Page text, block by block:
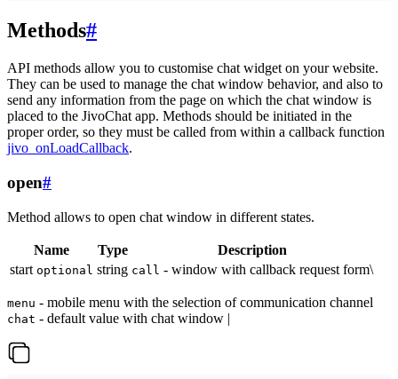
Methods#
API methods allow you to customise chat widget on your website.
They can be used to manage the chat window behavior, and also to
send any information from the page on which the chat window is
placed to the JivoChat app. Methods should be initiated in the
proper order, so they must be called from within a callback function
jivo_onLoadCallback.
open#
Method allows to open chat window in different states.
Name Type
Description
start optional string call - window with callback request form\
menu - mobile menu with the selection of communication channel
chat - default value with chat window |